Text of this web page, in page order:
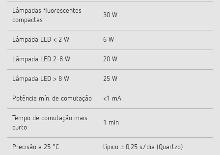
Lâmpadas fluorescentes
compactas
30 W
Lâmpada LED < 2 W 6 W
Lâmpada LED 2-8 W 20 W
Lâmpada LED > 8 W 25 W
Potência mín. de comutação <1 mA
Tempo de comutação mais
curto
1 min
Precisão a 25 °C típico ± 0,25 s/dia (Quartzo)